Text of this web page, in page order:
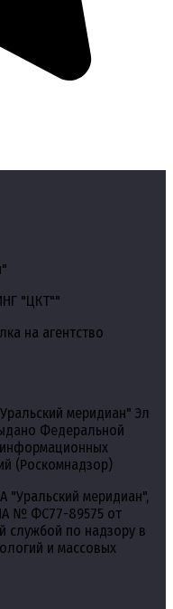
"ЦКТ""
на агентство
меридиан" Эл
Федеральной
(Роскомнадзор)
"Уральский меридиан",
№ ФС77-89575 от
службой по надзору в
и массовых